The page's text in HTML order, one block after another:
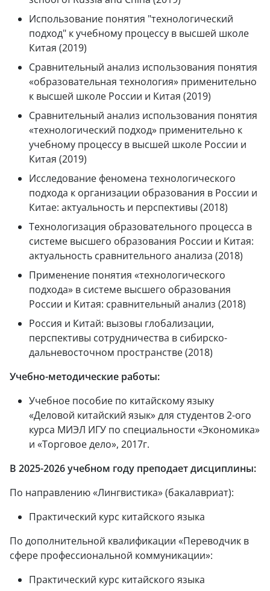
Использование понятия "технологический
подход" к учебному процессу в высшей школе
Китая (2019)
Сравнительный анализ использования понятия
«образовательная технология» применительно
к высшей школе России и Китая (2019)
Сравнительный анализ использования понятия
«технологический подход» применительно к
учебному процессу в высшей школе России и
Китая (2019)
Исследование феномена технологического
подхода к организации образования в России и
Китае: актуальность и перспективы (2018)
Технологизация образовательного процесса в
системе высшего образования России и Китая:
актуальность сравнительного анализа (2018)
Применение понятия «технологического
подхода» в системе высшего образования
России и Китая: сравнительный анализ (2018)
Россия и Китай: вызовы глобализации,
перспективы сотрудничества в сибирско-
дальневосточном пространстве (2018)
Учебно-методические работы:
Учебное пособие по китайскому языку
«Деловой китайский язык» для студентов 2-ого
курса МИЭЛ ИГУ по специальности «Экономика»
и «Торговое дело», 2017г.
В 2025-2026 учебном году преподает дисциплины:
По направлению «Лингвистика» (бакалавриат):
Практический курс китайского языка
По дополнительной квалификации «Переводчик в
сфере профессиональной коммуникации»:
Практический курс китайского языка